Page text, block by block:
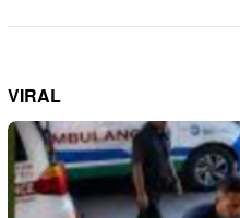
VIRAL